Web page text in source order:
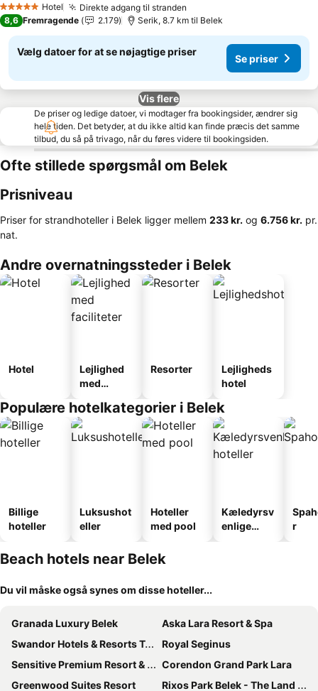
5 Stjerner Hotel Direkte adgang til stranden
8,6 Fremragende 2.179 Serik, 8.7 km til Belek
Vælg datoer for at se nøjagtige priser
Se priser
Vis flere
De priser og ledige datoer, vi modtager fra bookingsider, ændrer sig
hele tiden. Det betyder, at du ikke altid kan finde præcis det samme
tilbud, du så på trivago, når du føres videre til bookingsiden.
Ofte stillede spørgsmål om Belek
Prisniveau
Priser for strandhoteller i Belek ligger mellem ‎233 kr. og ‎6.756 kr. pr.
nat.
Andre overnatningssteder i Belek
Hotel
Lejlighed
med
Resorter
Lejligheds
hotel
Populære hotelkategorier i Belek
Billige
hoteller
Luksushot
eller
Hoteller
med pool
Kæledyrsv
enlige
r
Beach hotels near Belek
Du vil måske også synes om disse hoteller...
Granada Luxury Belek
Aska Lara Resort & Spa
Swandor Hotels & Resorts Topkapi Palace
Royal Seginus
Sensitive Premium Resort & Spa
Corendon Grand Park Lara
Greenwood Suites Resort
Rixos Park Belek - The Land Of Legends Access